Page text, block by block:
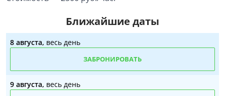
Ближайшие даты
8 августа, весь день
ЗАБРОНИРОВАТЬ
9 августа, весь день